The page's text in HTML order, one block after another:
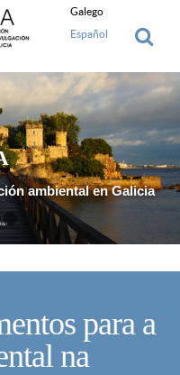
Galego
Español
ambiental en Galicia
para a
na